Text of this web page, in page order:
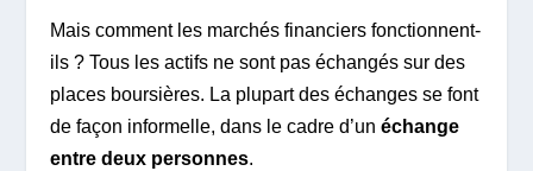
Mais comment les marchés financiers fonctionnent-
ils ? Tous les actifs ne sont pas échangés sur des
places boursières. La plupart des échanges se font
de façon informelle, dans le cadre d’unéchange
entre deux personnes.